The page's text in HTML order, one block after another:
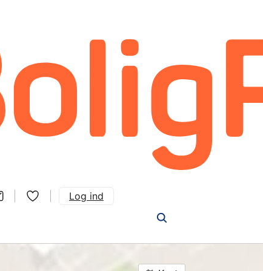
Log ind